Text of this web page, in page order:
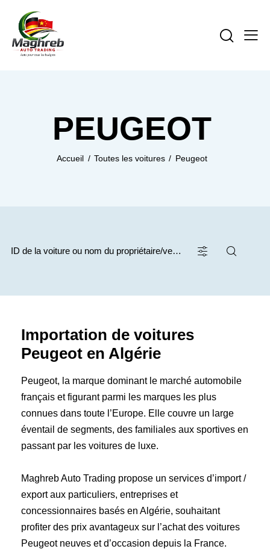
PEUGEOT
Accueil Toutes les voitures Peugeot
Kilométrage Cylindrée
0
2026 44490
Accès sans clé (1)
Climatisation (8)
Vitres électriques (8)
Importation de voitures
Peugeot en Algérie
Peugeot, la marque dominant le marché automobile
français et figurant parmi les marques les plus
connues dans toute l’Europe. Elle couvre un large
éventail de segments, des familiales aux sportives en
passant par les voitures de luxe.
Maghreb Auto Trading propose un services d’import /
export aux particuliers, entreprises et
concessionnaires basés en Algérie, souhaitant
profiter des prix avantageux sur l’achat des voitures
Peugeot neuves et d’occasion depuis la France.